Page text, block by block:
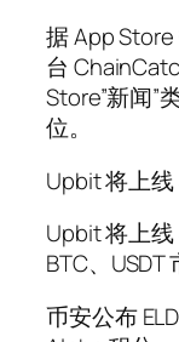
据 App
台
Store”新闻”
位。
Upbit 将上线
Upbit 将上线
BTC、USDT
币安公布